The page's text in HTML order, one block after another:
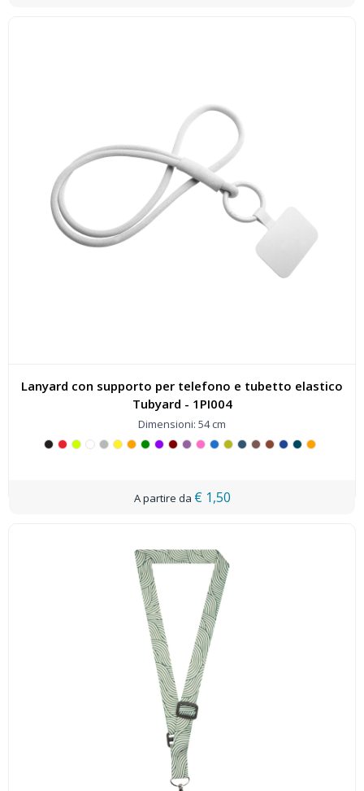
Lanyard con supporto per telefono e tubetto elastico
Tubyard - 1PI004
Dimensioni: 54 cm
€ 1,50